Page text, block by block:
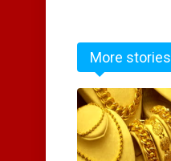
More stories